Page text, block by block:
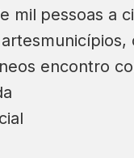
mil pessoas a
municípios,
encontro